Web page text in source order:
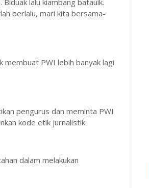
lalu kiambang batauik.
berlalu, mari kita bersama-
membuat PWI lebih banyak lagi
pengurus dan meminta PWI
kode etik jurnalistik.
dalam melakukan